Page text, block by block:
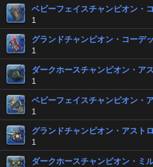
ベビーフェイスチャンピオン・
1
グランドチャンピオン・コーデ
1
ダークホースチャンピオン・ア
1
ベビーフェイスチャンピオン・
1
グランドチャンピオン・アスト
1
ダークホースチャンピオン・ミ